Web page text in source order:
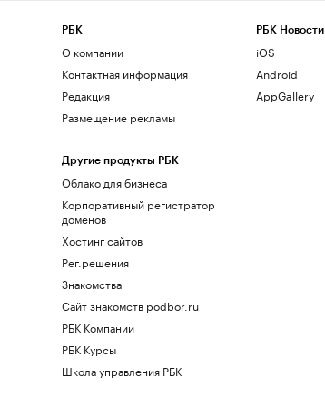
РБК
О компании
Контактная информация
Редакция
Размещение рекламы
Другие продукты РБК
Облако для бизнеса
Корпоративный регистратор
доменов
Хостинг сайтов
Рег.решения
Знакомства
Сайт знакомств podbor.ru
РБК Компании
РБК Курсы
Школа управления РБК
РБК Новости
iOS
Android
AppGallery